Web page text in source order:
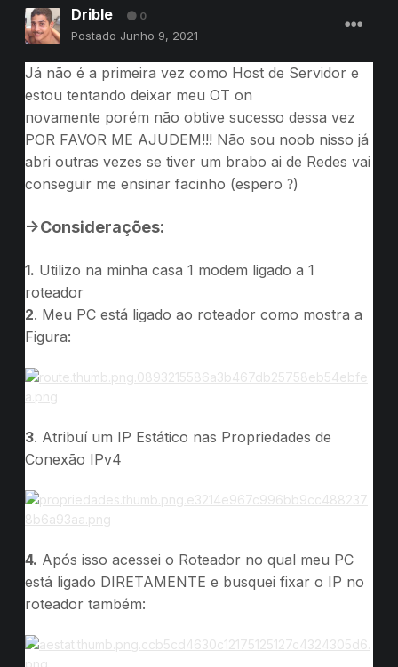
Drible 0
Postado Junho 9, 2021
Já não é a primeira vez como Host de Servidor e
estou tentando deixar meu OT on
novamente porém não obtive sucesso dessa vez
POR FAVOR ME AJUDEM!!! Não sou noob nisso já
abri outras vezes se tiver um brabo ai de Redes vai
conseguir me ensinar facinho (espero ?)
->Considerações:
1. Utilizo na minha casa 1 modem ligado a 1
roteador
2. Meu PC está ligado ao roteador como mostra a
Figura:
3. Atribuí um IP Estático nas Propriedades de
Conexão IPv4
4. Após isso acessei o Roteador no qual meu PC
está ligado DIRETAMENTE e busquei fixar o IP no
roteador também: